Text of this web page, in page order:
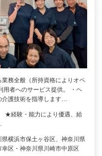
務全般（所持資格によりオペ
用者へのサービス提供。 ・ヘ
護技術を指導します…
★経験・能力により優遇、給
横浜市保土ヶ谷区、神奈川県
区・神奈川県川崎市中原区